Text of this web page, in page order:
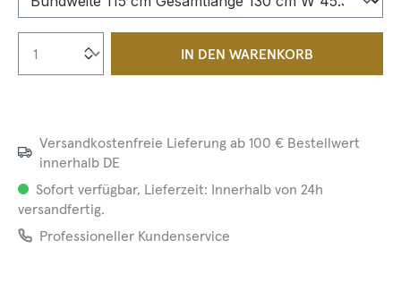
Produkt Anzahl: Gib den
IN DEN WARENKORB
Versandkostenfreie Lieferung ab 100 € Bestellwert
innerhalb DE
Sofort verfügbar, Lieferzeit: Innerhalb von 24h
versandfertig.
Professioneller Kundenservice